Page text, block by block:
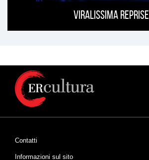
Viralissima Reprise
Contatti
Informazioni sul sito